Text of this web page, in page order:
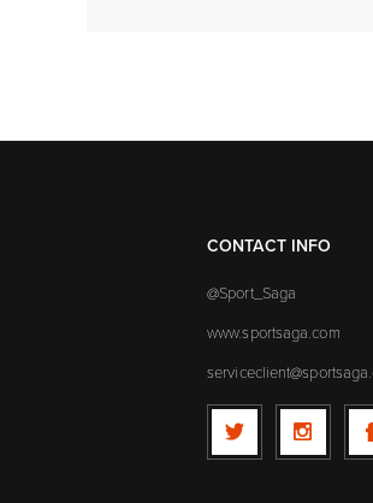
CONTACT INFO
@Sport_Saga
www.sportsaga.com